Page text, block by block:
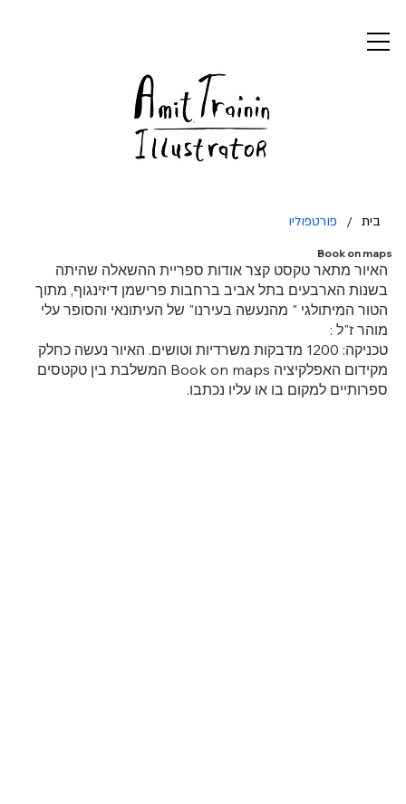
בית / פורטפוליו
Book on maps
האיור מתאר טקסט קצר אודות ספריית ההשאלה שהיתה
בשנות הארבעים בתל אביב ברחבות פרישמן דיזינגוף, מתוך
הטור המיתולגי " מהנעשה בעירנו" של העיתונאי והסופר עלי
מוהר ז"ל :
טכניקה: 1200 מדבקות משרדיות וטושים. האיור נעשה כחלק
מקידום האפלקיציה Book on maps המשלבת בין טקטסים
ספרותיים למקום בו או עליו נכתבו.